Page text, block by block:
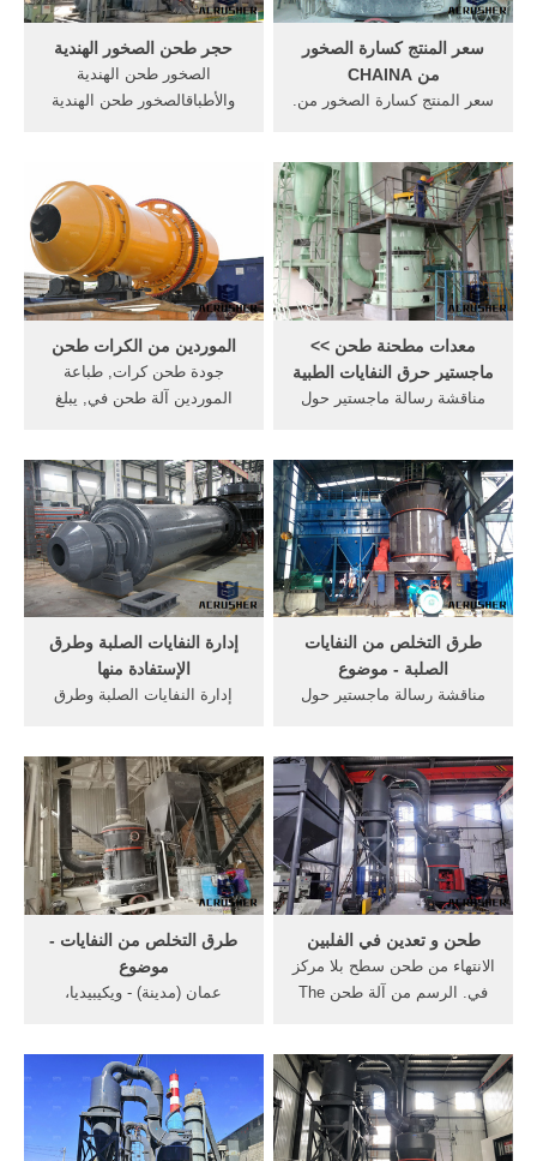
حجر طحن الصخور الهندية
الصخور طحن الهندية
والأطباقالصخور طحن الهندية
حجر عادي قدرة انتاجها
250/300 طن فى الساعة من
تنفيد 200 طن ف
سعر المنتج كسارة الصخور
من CHAINA
سعر المنتج كسارة الصخور من.
بعد لجعل المواد عن طريق
زيادة حوالي 30% 2. يمكن ان
ترتديه بعد اسابيع من لوحة
الابقاء علي رفض استخدام
المواد، يمكن ان ...
الموردين من الكرات طحن
جودة طحن كرات, طباعة
الموردين آلة طحن في, يبلغ
الصين المزود من طحن كرات,
الحديد الصلب طحن كرات
مصانع الكسارات الصين
كراتالموردين, Read More >>
Get Price
معدات مطحنة طحن >>
ماجستير حرق النفايات الطبية
مناقشة رسالة ماجستير حول
رسالة الماجستير للطالبة ليلى
على كرواد من قسم الهندسة
وعلوم البيئة شعبة "العلوم
البيئية" بعنوان: "تقييم إدارة
النفايات الطبية الصلبة في ...
إدارة النفايات الصلبة وطرق
الإستفادة منها
إدارة النفايات الصلبة وطرق
يستغل المصادر الطبيعية لتأمين
حياته ويستخدم الأرض في
التخلص من مخلفاته التي كانت
لا تشكل مشكلة كبيرة نسبة
لصغر حجم التجمعات السكنية
...
طرق التخلص من النفايات
الصلبة - موضوع
مناقشة رسالة ماجستير حول
رسالة الماجستير للطالبة ليلى
على كرواد من قسم الهندسة
وعلوم البيئة شعبة "العلوم
البيئية" بعنوان: "تقييم إدارة
النفايات الطبية الصلبة في ...
طرق التخلص من النفايات -
موضوع
عمان (مدينة) - ويكيبيديا،
كواحدة من أفضل مدن الشرق
الأوسط من ناحية الاقتصاد
والبيئة وسوق العمل والعوامل
الاجتماعية - الثقافية.
طحن و تعدين في الفلبين
الانتهاء من طحن سطح بلا مركز
في. الرسم من آلة طحن The
square holes (#2 mesh) is a
great, inexpensive sieve for
the beginning panner, while
the stainless steel and